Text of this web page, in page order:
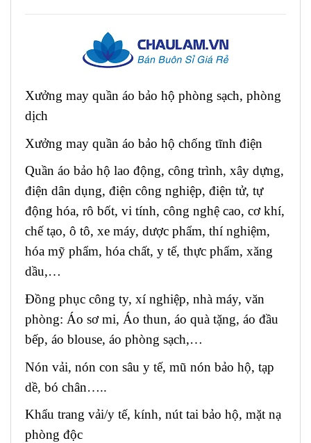
Xưởng may quần áo bảo hộ phòng sạch, phòng
dịch
Xưởng may quần áo bảo hộ chống tĩnh điện
Quần áo bảo hộ lao động, công trình, xây dựng,
điện dân dụng, điện công nghiệp, điện tử, tự
động hóa, rô bốt, vi tính, công nghệ cao, cơ khí,
chế tạo, ô tô, xe máy, dược phẩm, thí nghiệm,
hóa mỹ phẩm, hóa chất, y tế, thực phẩm, xăng
dầu,…
Đồng phục công ty, xí nghiệp, nhà máy, văn
phòng: Áo sơ mi, Áo thun, áo quà tặng, áo đầu
bếp, áo blouse, áo phòng sạch,…
Nón vải, nón con sâu y tế, mũ nón bảo hộ, tạp
dề, bó chân…..
Khẩu trang vải/y tế, kính, nút tai bảo hộ, mặt nạ
phòng độc